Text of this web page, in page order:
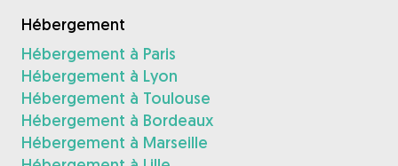
Hébergement
Hébergement à Paris
Hébergement à Lyon
Hébergement à Toulouse
Hébergement à Bordeaux
Hébergement à Marseille